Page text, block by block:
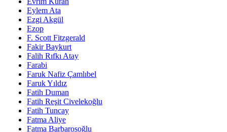
Eylem Ata
Ezgi Akgül
Ezop
F. Scott Fitzgerald
Fakir Baykurt
Falih Rıfkı Atay
Farabi
Faruk Nafiz Çamlıbel
Faruk Yıldız
Fatih Duman
Fatih Reşit Civelekoğlu
Fatih Tuncay
Fatma Aliye
Fatma Barbarosoğlu